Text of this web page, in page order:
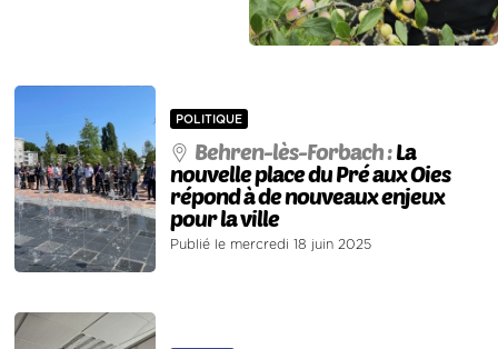
POLITIQUE
Behren-lès-Forbach :La
nouvelle place du Pré aux Oies
répond à de nouveaux enjeux
pour la ville
Publié le mercredi 18 juin 2025